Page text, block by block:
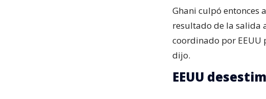
Ghani culpó entonces
resultado de la salida
coordinado por EEUU
dijo.
EEUU